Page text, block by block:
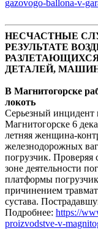
gazovogo-ballona-v-
НЕСЧАСТНЫЕ
РЕЗУЛЬТАТЕ
ДЕТАЛЕЙ,
В Магнитогорске
локоть
Серьезный инцидент
Магнитогорске 6
летняя женщина-
железнодорожных
погрузчик. Проверяя
зоне деятельности
платформы
причинением
сустава.
Подробнее: https://
proizvodstve-v-